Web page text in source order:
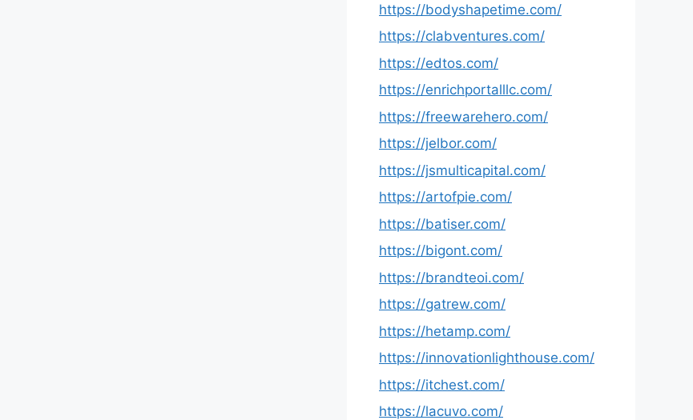
https://bodyshapetime.com/
https://clabventures.com/
https://edtos.com/
https://enrichportalllc.com/
https://freewarehero.com/
https://jelbor.com/
https://jsmulticapital.com/
https://artofpie.com/
https://batiser.com/
https://bigont.com/
https://brandteoi.com/
https://gatrew.com/
https://hetamp.com/
https://innovationlighthouse.com/
https://itchest.com/
https://lacuvo.com/